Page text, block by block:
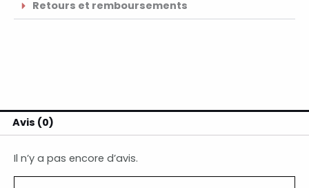
Retours et remboursements
Avis (0)
Il n’y a pas encore d’avis.